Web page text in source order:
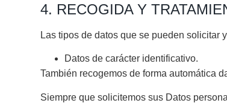
4. RECOGIDA Y
Las tipos de datos que se pueden solicitar
Datos de carácter identificativo.
También recogemos de forma automática
Siempre que solicitemos sus Datos